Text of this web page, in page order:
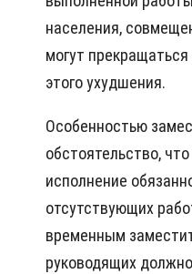
населения,
могут
этого ухудшения.
Особенностью
обстоятельство,
исполнение
отсутствующих
временным
руководящих